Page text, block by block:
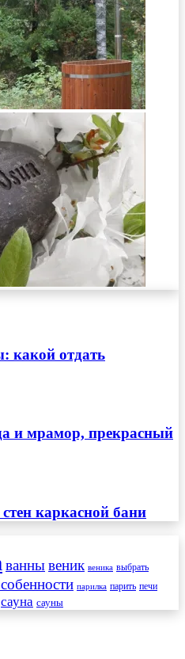
какой отдать
и мрамор, прекрасный
каркасной бани
ваннывеник веника выбрать
парилка парить печи
сауна сауны